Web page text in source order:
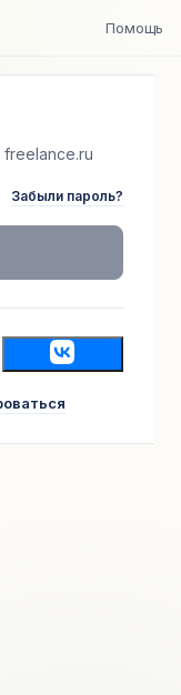
Помощь
Забыли пароль?